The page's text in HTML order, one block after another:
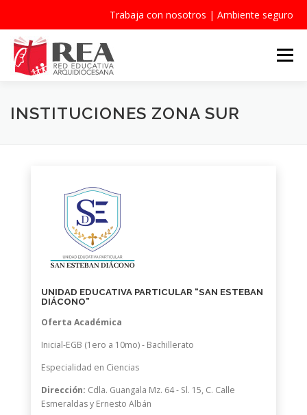
Trabaja con nosotros | Ambiente seguro
Saltar
contenido
Menú
QUIÉNES SOMOS INSTITUCIONES NOTICIAS
INSTITUCIONES ZONA SUR
UNIDAD EDUCATIVA PARTICULAR “SAN ESTEBAN
DIÁCONO”
Oferta Académica
Inicial-EGB (1ero a 10mo) - Bachillerato
Especialidad en Ciencias
Dirección: Cdla. Guangala Mz. 64 - Sl. 15, C. Calle
Esmeraldas y Ernesto Albán